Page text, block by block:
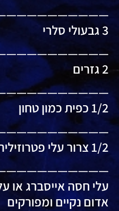
3 גבעולי סלרי
2 גזרים
1/2 כפית כמון טחון
1/2 צרור עלי פטרוזיליה
עלי חסה אייסברג או
אדום נקיים ומפורקים